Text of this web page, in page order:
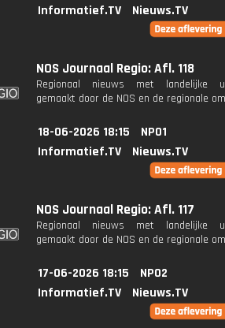
Informatief.TV
Nieuws.TV
NOS Journaal Regio: Afl. 118
Regionaal nieuws met landelijke
gemaakt door de NOS en de regionale
18-06-2026 18:15
NPO1
Informatief.TV
Nieuws.TV
NOS Journaal Regio: Afl. 117
Regionaal nieuws met landelijke
gemaakt door de NOS en de regionale
17-06-2026 18:15
NPO2
Informatief.TV
Nieuws.TV